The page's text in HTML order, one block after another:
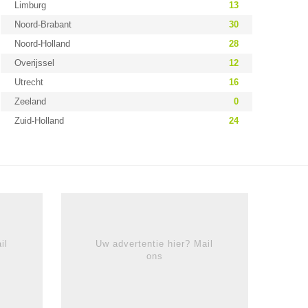
Limburg
13
Noord-Brabant
30
Noord-Holland
28
Overijssel
12
Utrecht
16
Zeeland
0
Zuid-Holland
24
Uw advertentie hier? Mail
ons